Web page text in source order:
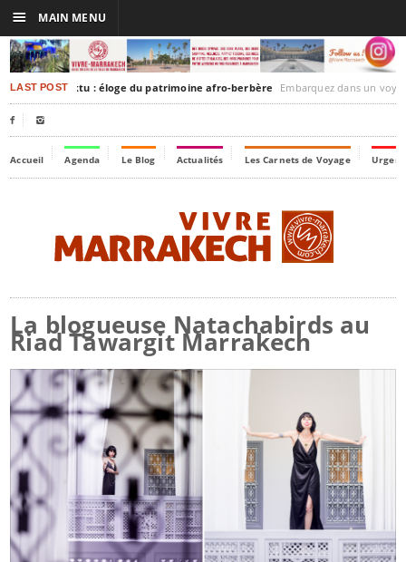
LAST POST
Timbuktu : éloge du patrimoine afro-berbère Embarquez dans un voyage culturel dans le
 
Accueil Agenda Le Blog Actualités Les Carnets de Voyage
La blogueuse Natachabirds au
Riad Tawargit Marrakech
☰ MAIN MENU